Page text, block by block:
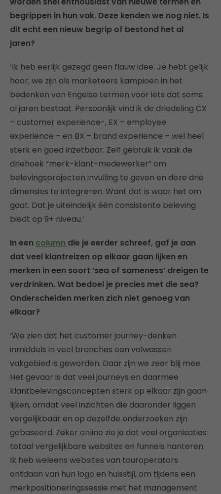
begrippen in hun vak. Deze kenden we nog niet. Is
dit echt een nieuw begrip of bestond het al
jaren?
‘Ik heb eerlijk gezegd geen flauw idee. Je hebt gelijk
hoor; we zijn als marketeers kampioen in het
bedenken van Engelse termen voor iets dat soms
al jaren bestaat. Persoonlijk vind ik de driedeling CX
– customer experience-, EX – employee
experience – en BX – brand experience – wel heel
sterk en goed inzetbaar. Zelf gebruik ik vaak de
driehoek “merk-klant-medewerker” om
belevingsprojecten invulling te geven en deze drie
dimensies te integreren. Want dat is waar het om
gaat. Dat je uiteindelijk één consistente beleving
biedt op 9+ niveau.’
In een column die je eerder schreef, gaf je aan
dat veel klantreizen op elkaar gaan lijken en
merken in een soort ‘sea of sameness’ dreigen te
verdrinken. Wat bedoel je precies met die sea?
Onderscheiden merken zich niet genoeg van
elkaar?
‘We zien dat het customer journey-denken
inmiddels in veel branches een volwassen
vakgebied is geworden. Daar zijn we zeer blij mee.
Het gevaar is dat veel journeys en daarmee
klantbelevingsconcepten sterk op elkaar zijn gaan
lijken, omdat veel inzichten die daaronder liggen
vergelijkbaar en op dezelfde onderzoeken zijn
gebaseerd. Zeker online zie je dat veel organisaties
totaal vergelijkbare websites en funnels hanteren.
Ik heb weleens websites van touroperators
ontdaan van hun logo en huisstijl, om tijdens een
merkpositioneringssessie met het management